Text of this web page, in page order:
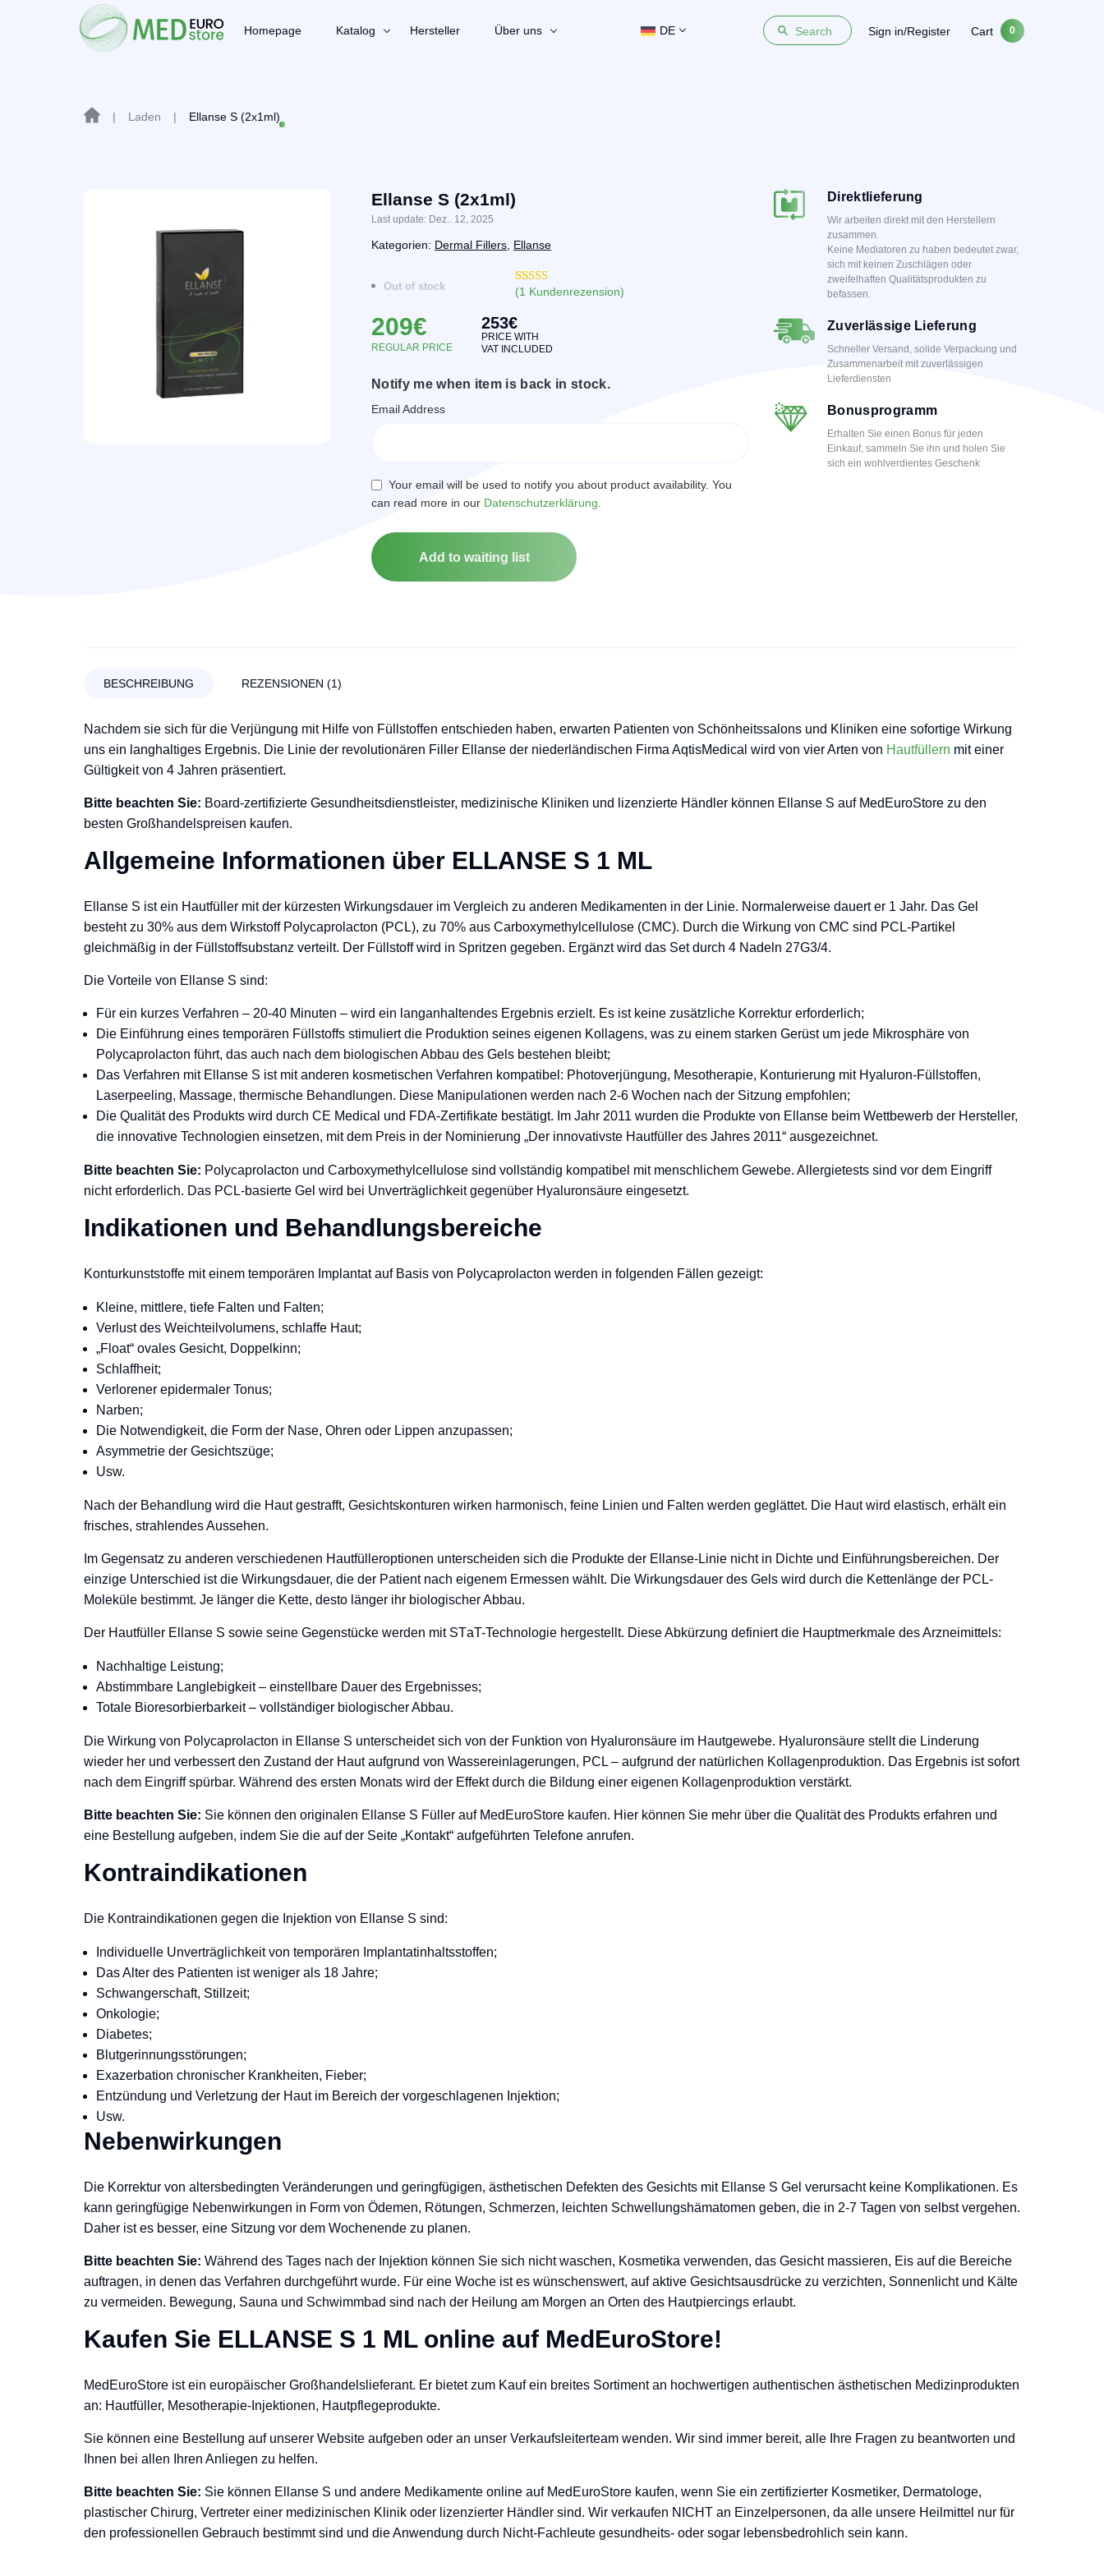
Homepage Katalog Hersteller Über uns DE Search Sign in/Register Cart 0
| Laden | Ellanse S (2x1ml)
Ellanse S (2x1ml)
Last update: Dez.. 12, 2025
Kategorien: Dermal Fillers, Ellanse
Out of stock
Bewertet mit
basierend
auf
22
Kundenbewertungen
(1 Kundenrezension)
209€
REGULAR PRICE
253€
PRICE WITH
VAT INCLUDED
Notify me when item is back in stock.
Email Address
Your email will be used to notify you about product availability. You
can read more in our Datenschutzerklärung.
Direktlieferung
Wir arbeiten direkt mit den Herstellern
zusammen.
Keine Mediatoren zu haben bedeutet zwar,
sich mit keinen Zuschlägen oder
zweifelhaften Qualitätsprodukten zu
befassen.
Zuverlässige Lieferung
Schneller Versand, solide Verpackung und
Zusammenarbeit mit zuverlässigen
Lieferdiensten
Bonusprogramm
Erhalten Sie einen Bonus für jeden
Einkauf, sammeln Sie ihn und holen Sie
sich ein wohlverdientes Geschenk
BESCHREIBUNG REZENSIONEN (1)
Nachdem sie sich für die Verjüngung mit Hilfe von Füllstoffen entschieden haben, erwarten Patienten von Schönheitssalons und Kliniken eine sofortige Wirkung
uns ein langhaltiges Ergebnis. Die Linie der revolutionären Filler Ellanse der niederländischen Firma AqtisMedical wird von vier Arten von Hautfüllern mit einer
Gültigkeit von 4 Jahren präsentiert.
Bitte beachten Sie: Board-zertifizierte Gesundheitsdienstleister, medizinische Kliniken und lizenzierte Händler können Ellanse S auf MedEuroStore zu den
besten Großhandelspreisen kaufen.
Allgemeine Informationen über ELLANSE S 1 ML
Ellanse S ist ein Hautfüller mit der kürzesten Wirkungsdauer im Vergleich zu anderen Medikamenten in der Linie. Normalerweise dauert er 1 Jahr. Das Gel
besteht zu 30% aus dem Wirkstoff Polycaprolacton (PCL), zu 70% aus Carboxymethylcellulose (CMC). Durch die Wirkung von CMC sind PCL-Partikel
gleichmäßig in der Füllstoffsubstanz verteilt. Der Füllstoff wird in Spritzen gegeben. Ergänzt wird das Set durch 4 Nadeln 27G3/4.
Die Vorteile von Ellanse S sind:
Für ein kurzes Verfahren – 20-40 Minuten – wird ein langanhaltendes Ergebnis erzielt. Es ist keine zusätzliche Korrektur erforderlich;
Die Einführung eines temporären Füllstoffs stimuliert die Produktion seines eigenen Kollagens, was zu einem starken Gerüst um jede Mikrosphäre von
Polycaprolacton führt, das auch nach dem biologischen Abbau des Gels bestehen bleibt;
Das Verfahren mit Ellanse S ist mit anderen kosmetischen Verfahren kompatibel: Photoverjüngung, Mesotherapie, Konturierung mit Hyaluron-Füllstoffen,
Laserpeeling, Massage, thermische Behandlungen. Diese Manipulationen werden nach 2-6 Wochen nach der Sitzung empfohlen;
Die Qualität des Produkts wird durch CE Medical und FDA-Zertifikate bestätigt. Im Jahr 2011 wurden die Produkte von Ellanse beim Wettbewerb der Hersteller,
die innovative Technologien einsetzen, mit dem Preis in der Nominierung „Der innovativste Hautfüller des Jahres 2011“ ausgezeichnet.
Bitte beachten Sie: Polycaprolacton und Carboxymethylcellulose sind vollständig kompatibel mit menschlichem Gewebe. Allergietests sind vor dem Eingriff
nicht erforderlich. Das PCL-basierte Gel wird bei Unverträglichkeit gegenüber Hyaluronsäure eingesetzt.
Indikationen und Behandlungsbereiche
Konturkunststoffe mit einem temporären Implantat auf Basis von Polycaprolacton werden in folgenden Fällen gezeigt:
Kleine, mittlere, tiefe Falten und Falten;
Verlust des Weichteilvolumens, schlaffe Haut;
„Float“ ovales Gesicht, Doppelkinn;
Schlaffheit;
Verlorener epidermaler Tonus;
Narben;
Die Notwendigkeit, die Form der Nase, Ohren oder Lippen anzupassen;
Asymmetrie der Gesichtszüge;
Usw.
Nach der Behandlung wird die Haut gestrafft, Gesichtskonturen wirken harmonisch, feine Linien und Falten werden geglättet. Die Haut wird elastisch, erhält ein
frisches, strahlendes Aussehen.
Im Gegensatz zu anderen verschiedenen Hautfülleroptionen unterscheiden sich die Produkte der Ellanse-Linie nicht in Dichte und Einführungsbereichen. Der
einzige Unterschied ist die Wirkungsdauer, die der Patient nach eigenem Ermessen wählt. Die Wirkungsdauer des Gels wird durch die Kettenlänge der PCL-
Moleküle bestimmt. Je länger die Kette, desto länger ihr biologischer Abbau.
Der Hautfüller Ellanse S sowie seine Gegenstücke werden mit STаT-Technologie hergestellt. Diese Abkürzung definiert die Hauptmerkmale des Arzneimittels:
Nachhaltige Leistung;
Abstimmbare Langlebigkeit – einstellbare Dauer des Ergebnisses;
Totale Bioresorbierbarkeit – vollständiger biologischer Abbau.
Die Wirkung von Polycaprolacton in Ellanse S unterscheidet sich von der Funktion von Hyaluronsäure im Hautgewebe. Hyaluronsäure stellt die Linderung
wieder her und verbessert den Zustand der Haut aufgrund von Wassereinlagerungen, PCL – aufgrund der natürlichen Kollagenproduktion. Das Ergebnis ist sofort
nach dem Eingriff spürbar. Während des ersten Monats wird der Effekt durch die Bildung einer eigenen Kollagenproduktion verstärkt.
Bitte beachten Sie: Sie können den originalen Ellanse S Füller auf MedEuroStore kaufen. Hier können Sie mehr über die Qualität des Produkts erfahren und
eine Bestellung aufgeben, indem Sie die auf der Seite „Kontakt“ aufgeführten Telefone anrufen.
Kontraindikationen
Die Kontraindikationen gegen die Injektion von Ellanse S sind:
Individuelle Unverträglichkeit von temporären Implantatinhaltsstoffen;
Das Alter des Patienten ist weniger als 18 Jahre;
Schwangerschaft, Stillzeit;
Onkologie;
Diabetes;
Blutgerinnungsstörungen;
Exazerbation chronischer Krankheiten, Fieber;
Entzündung und Verletzung der Haut im Bereich der vorgeschlagenen Injektion;
Usw.
Nebenwirkungen
Die Korrektur von altersbedingten Veränderungen und geringfügigen, ästhetischen Defekten des Gesichts mit Ellanse S Gel verursacht keine Komplikationen. Es
kann geringfügige Nebenwirkungen in Form von Ödemen, Rötungen, Schmerzen, leichten Schwellungshämatomen geben, die in 2-7 Tagen von selbst vergehen.
Daher ist es besser, eine Sitzung vor dem Wochenende zu planen.
Bitte beachten Sie: Während des Tages nach der Injektion können Sie sich nicht waschen, Kosmetika verwenden, das Gesicht massieren, Eis auf die Bereiche
auftragen, in denen das Verfahren durchgeführt wurde. Für eine Woche ist es wünschenswert, auf aktive Gesichtsausdrücke zu verzichten, Sonnenlicht und Kälte
zu vermeiden. Bewegung, Sauna und Schwimmbad sind nach der Heilung am Morgen an Orten des Hautpiercings erlaubt.
Kaufen Sie ELLANSE S 1 ML online auf MedEuroStore!
MedEuroStore ist ein europäischer Großhandelslieferant. Er bietet zum Kauf ein breites Sortiment an hochwertigen authentischen ästhetischen Medizinprodukten
an: Hautfüller, Mesotherapie-Injektionen, Hautpflegeprodukte.
Sie können eine Bestellung auf unserer Website aufgeben oder an unser Verkaufsleiterteam wenden. Wir sind immer bereit, alle Ihre Fragen zu beantworten und
Ihnen bei allen Ihren Anliegen zu helfen.
Bitte beachten Sie: Sie können Ellanse S und andere Medikamente online auf MedEuroStore kaufen, wenn Sie ein zertifizierter Kosmetiker, Dermatologe,
plastischer Chirurg, Vertreter einer medizinischen Klinik oder lizenzierter Händler sind. Wir verkaufen NICHT an Einzelpersonen, da alle unsere Heilmittel nur für
den professionellen Gebrauch bestimmt sind und die Anwendung durch Nicht-Fachleute gesundheits- oder sogar lebensbedrohlich sein kann.